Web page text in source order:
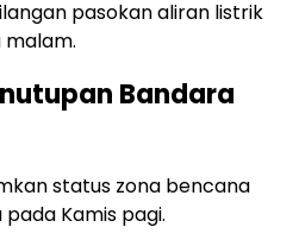
pasokan aliran listrik
Bandara
status zona bencana
Kamis pagi.